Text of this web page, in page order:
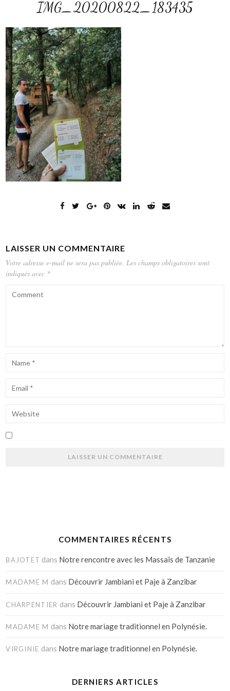
IMG_20200822_183435
LAISSER UN COMMENTAIRE
Votre adresse e-mail ne sera pas publiée. Les champs obligatoires sont
indiqués avec *
COMMENTAIRES RÉCENTS
BAJOTET dans Notre rencontre avec les Massaïs de Tanzanie
MADAME M dans Découvrir Jambiani et Paje à Zanzibar
CHARPENTIER dans Découvrir Jambiani et Paje à Zanzibar
MADAME M dans Notre mariage traditionnel en Polynésie.
VIRGINIE dans Notre mariage traditionnel en Polynésie.
DERNIERS ARTICLES